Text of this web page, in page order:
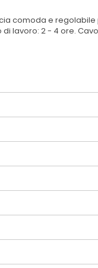
comoda e regolabile
lavoro: 2 - 4 ore.